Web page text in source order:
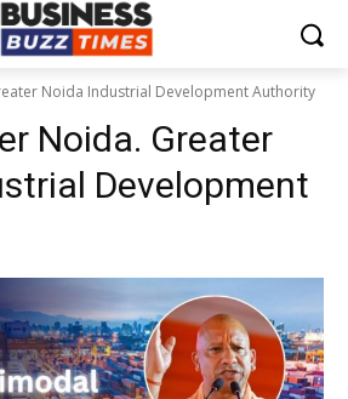
Noida Industrial Development Authority
Noida. Greater
Development